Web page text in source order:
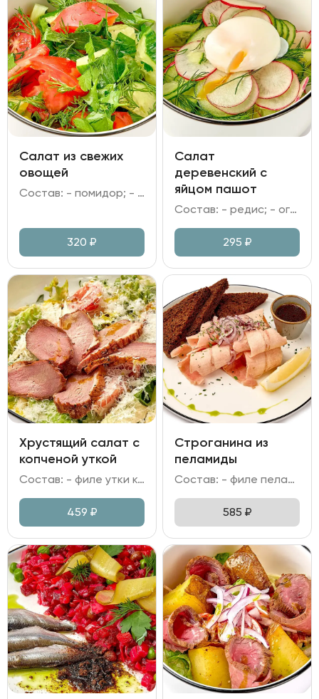
Салат из свежих
овощей
Состав: - помидор; - огурец; - зелень; - заправка на выбор.
320 ₽
Салат
деревенский с
яйцом пашот
Состав: - редис; - огурец; - яйцо пашот; - зелень; - заправка на выбор.
295 ₽
Хрустящий салат с
копченой уткой
Состав: - филе утки копченое; - салат Романо; помидор; - сыр Пармезан; - сухари; - горчица; специи; масло укропное; масло растительное; чеснок.
459 ₽
Строганина из
пеламиды
Состав: - филе пеламиды; - хлеб Бородинский; - лук красный; - соус на основе бальзамического уксуса и соевого соуса; - лимон, зелень.
585 ₽